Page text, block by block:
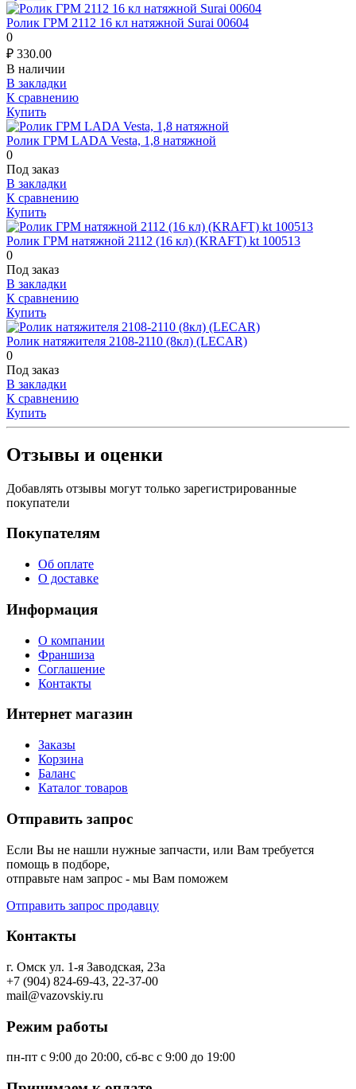
Ролик ГРМ 2112 16 кл натяжной Surai 00604
0
₽ 330.00
В наличии
В закладки
К сравнению
Купить
Ролик ГРМ LADA Vesta, 1,8 натяжной
0
Под заказ
В закладки
К сравнению
Купить
Ролик ГРМ натяжной 2112 (16 кл) (KRAFT) kt 100513
0
Под заказ
В закладки
К сравнению
Купить
Ролик натяжителя 2108-2110 (8кл) (LECAR)
0
Под заказ
В закладки
К сравнению
Купить
Отзывы и оценки
Добавлять отзывы могут только зарегистрированные
покупатели
Покупателям
Об оплате
О доставке
Информация
О компании
Франшиза
Соглашение
Контакты
Интернет магазин
Заказы
Корзина
Баланс
Каталог товаров
Отправить запрос
Если Вы не нашли нужные запчасти, или Вам требуется
помощь в подборе,
отправьте нам запрос - мы Вам поможем
Отправить запрос продавцу
Контакты
г. Омск ул. 1-я Заводская, 23а
+7 (904) 824-69-43, 22-37-00
mail@vazovskiy.ru
Режим работы
пн-пт с 9:00 до 20:00, сб-вс с 9:00 до 19:00